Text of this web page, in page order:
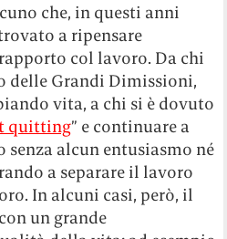
che, in questi anni
a ripensare
col lavoro. Da chi
delle Grandi Dimissioni,
vita, a chi si è dovuto
quitting” e continuare a
alcun entusiasmo né
a separare il lavoro
In alcuni casi, però, il
un grande